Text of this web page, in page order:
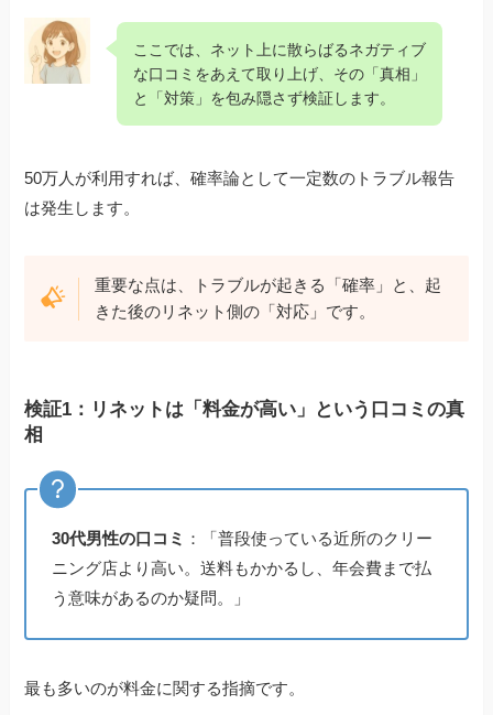
ここでは、ネット上に散らばるネガティブ
な口コミをあえて取り上げ、その「真相」
と「対策」を包み隠さず検証します。
50万人が利用すれば、確率論として一定数のトラブル報告
は発生します。
重要な点は、トラブルが起きる「確率」と、起
きた後のリネット側の「対応」です。
検証1：リネットは「料金が高い」という口コミの真
相
30代男性の口コミ ：「普段使っている近所のクリー
ニング店より高い。送料もかかるし、年会費まで払
う意味があるのか疑問。」
最も多いのが料金に関する指摘です。